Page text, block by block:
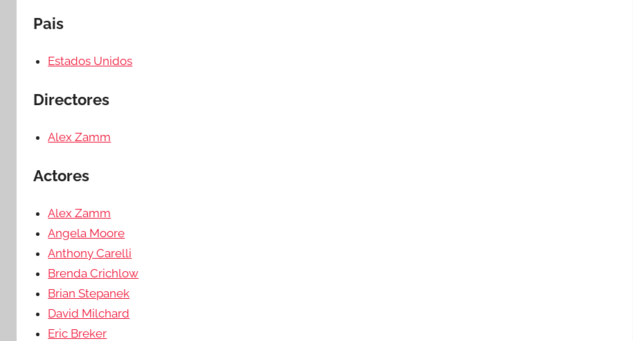
Pais
Estados Unidos
Directores
Alex Zamm
Actores
Alex Zamm
Angela Moore
Anthony Carelli
Brenda Crichlow
Brian Stepanek
David Milchard
Eric Breker